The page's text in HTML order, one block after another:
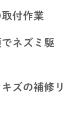
付作業
ネズミ駆
ズの補修リ